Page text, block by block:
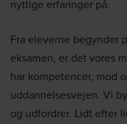
nyttige erfaringer på.
Fra eleverne begynder
eksamen, er det vores
har kompetencer, mod
uddannelsesvejen. Vi
og udfordrer. Lidt efter